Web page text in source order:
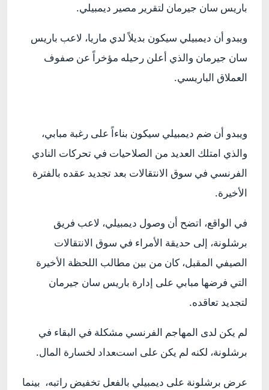
باريس سان جيرمان لتقرير مصير ديمبيلي.
ويبدو أن ديمبيلي سيكون بديلاً لدي ماريا، لاعب باريس
سان جيرمان والذي أعلن رحيله مؤخراً عن صفوف
العملاق الباريسي.
ويبدو أن ضم ديمبيلي سيكون بناءاً على رغبة مبابي،
والذي امتلك العديد من الصلاحيات في تحركات النادي
الفرنسي في سوق الانتقالات بعد تجديد عقده بالفترة
الأخيرة.
في الواقع، اتضح أن وصول ديمبيلي، لاعب فريق
برشلونة، إلى حديقة الأمراء في سوق الانتقالات
الصيفي المقبل، كان من بين مطالب اللحظة الأخيرة
التي فرضها مبابي على إدارة باريس سان جيرمان
لتجديد تعاقده.
لم يكن لدى المهاجم الفرنسي مشكلة في البقاء في
برشلونة، لكنه لم يكن على استعداد لخسارة المال.
عرض برشلونة على ديمبيلي بالفعل تخفيض راتبه، بينما